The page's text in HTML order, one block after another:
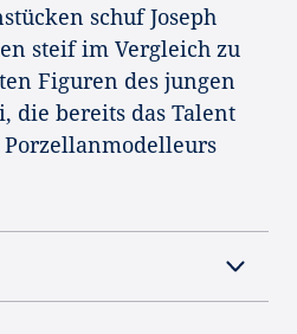
schuf Joseph
steif im Vergleich zu
Figuren des jungen
die bereits das Talent